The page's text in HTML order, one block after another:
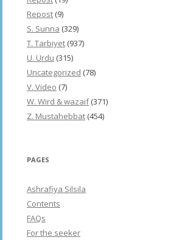
Repost (9)
S. Sunna (329)
T. Tarbiyet (937)
U. Urdu (315)
Uncategorized (78)
V. Video (7)
W. Wird & wazaif(371)
Z. Mustahebbat (454)
PAGES
Ashrafiya Silsila
Contents
FAQs
For the seeker